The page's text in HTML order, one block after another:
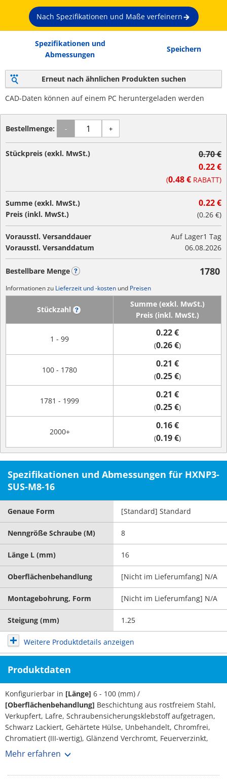
Nach Spezifikationen und Maße verfeinern
Spezifikationen und
Abmessungen
Speichern
Erneut nach ähnlichen Produkten suchen
CAD-Daten können auf einem PC heruntergeladen werden
Bestellmenge: - +
Stückpreis (exkl. MwSt.)
0.70 €
0.22 €
(0.48 € RABATT)
Summe (exkl. MwSt.)
Preis (inkl. MwSt.)
0.22 €
(0.26 €)
Vorausstl. Versanddauer
Vorausstl. Versanddatum
Auf Lager1 Tag
06.08.2026
Bestellbare Menge 1780
Informationen zu Lieferzeit und -kosten und Preisen
Stückzahl
Summe (exkl. MwSt.)
Preis (inkl. MwSt.)
1 - 99
0.22 €
(0.26 €)
100 - 1780
0.21 €
(0.25 €)
1781 - 1999
0.21 €
(0.25 €)
2000+
0.16 €
(0.19 €)
Spezifikationen und Abmessungen für HXNP3-
SUS-M8-16
Genaue Form [Standard] Standard
Nenngröße Schraube (M) 8
Länge L (mm) 16
Oberflächenbehandlung [Nicht im Lieferumfang] N/A
Montagebohrung, Form [Nicht im Lieferumfang] N/A
Steigung (mm) 1.25
Weitere Produktdetails anzeigen
Produktdaten
Konfigurierbar in [Länge] 6 - 100 (mm) /
[Oberflächenbehandlung] Beschichtung aus rostfreiem Stahl,
Verkupfert, Lafre, Schraubensicherungsklebstoff aufgetragen,
Schwarz Lackiert, Gehärtete Hülse, Unbehandelt, Chromfrei,
Chromatiert (III-wertig), Glänzend Verchromt, Feuerverzinkt,
Chromatiert, Vernickelt, Verchromt, Dacrometisiert, GeoMet-
Mehr erfahren